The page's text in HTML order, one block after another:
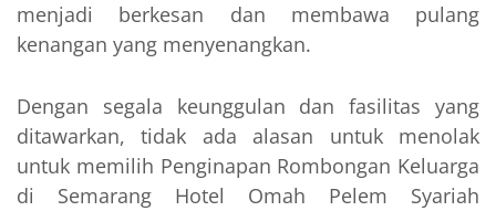
menjadi berkesan dan membawa pulang
kenangan yang menyenangkan.
Dengan segala keunggulan dan fasilitas yang
ditawarkan, tidak ada alasan untuk menolak
untuk memilih Penginapan Rombongan Keluarga
di Semarang Hotel Omah Pelem Syariah